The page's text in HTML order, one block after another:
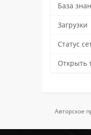
База
Загрузки
Статус
Открыть
Авторское